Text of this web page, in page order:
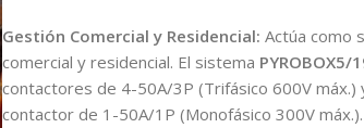
Gestión Comercial y Residencial: Actúa como
comercial y residencial. El sistema PYROBOX5/
contactores de 4-50A/3P (Trifásico 600V máx.)
contactor de 1-50A/1P (Monofásico 300V máx.).